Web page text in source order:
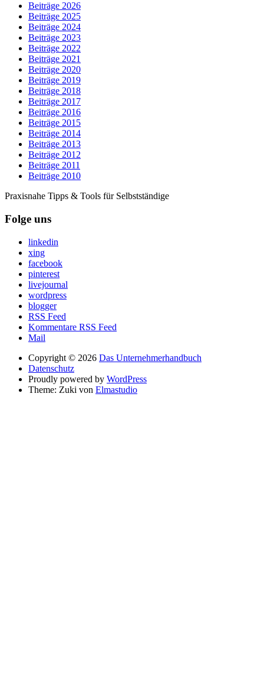
Beiträge 2026
Beiträge 2025
Beiträge 2024
Beiträge 2023
Beiträge 2022
Beiträge 2021
Beiträge 2020
Beiträge 2019
Beiträge 2018
Beiträge 2017
Beiträge 2016
Beiträge 2015
Beiträge 2014
Beiträge 2013
Beiträge 2012
Beiträge 2011
Beiträge 2010
Praxisnahe Tipps & Tools für Selbstständige
Folge uns
linkedin
xing
facebook
pinterest
livejournal
wordpress
blogger
RSS Feed
Kommentare RSS Feed
Mail
Copyright © 2026 Das Unternehmerhandbuch
Datenschutz
Proudly powered by WordPress
Theme: Zuki von Elmastudio